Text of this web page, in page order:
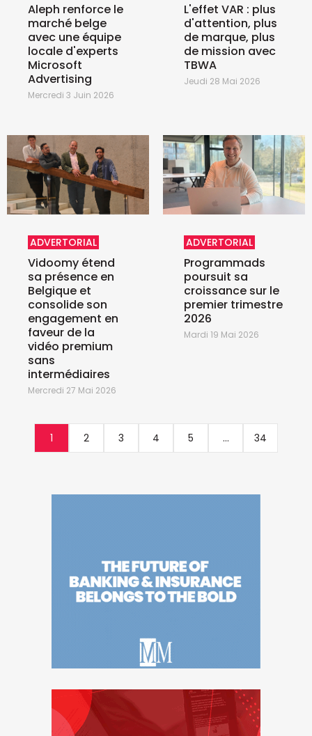
Aleph renforce le
marché belge
avec une équipe
locale d'experts
Microsoft
Advertising
Mercredi 3 Juin 2026
L'effet VAR : plus
d'attention, plus
de marque, plus
de mission avec
TBWA
Jeudi 28 Mai 2026
ADVERTORIAL
Vidoomy étend
sa présence en
Belgique et
consolide son
engagement en
faveur de la
vidéo premium
sans
intermédiaires
Mercredi 27 Mai 2026
ADVERTORIAL
Programmads
poursuit sa
croissance sur le
premier trimestre
2026
Mardi 19 Mai 2026
1 2 3 4 5 ... 34